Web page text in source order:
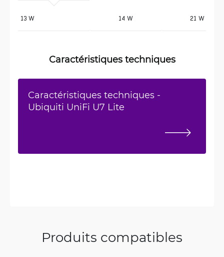
13 W 14 W 21 W
Caractéristiques techniques
Caractéristiques techniques -
Ubiquiti UniFi U7 Lite
Produits compatibles